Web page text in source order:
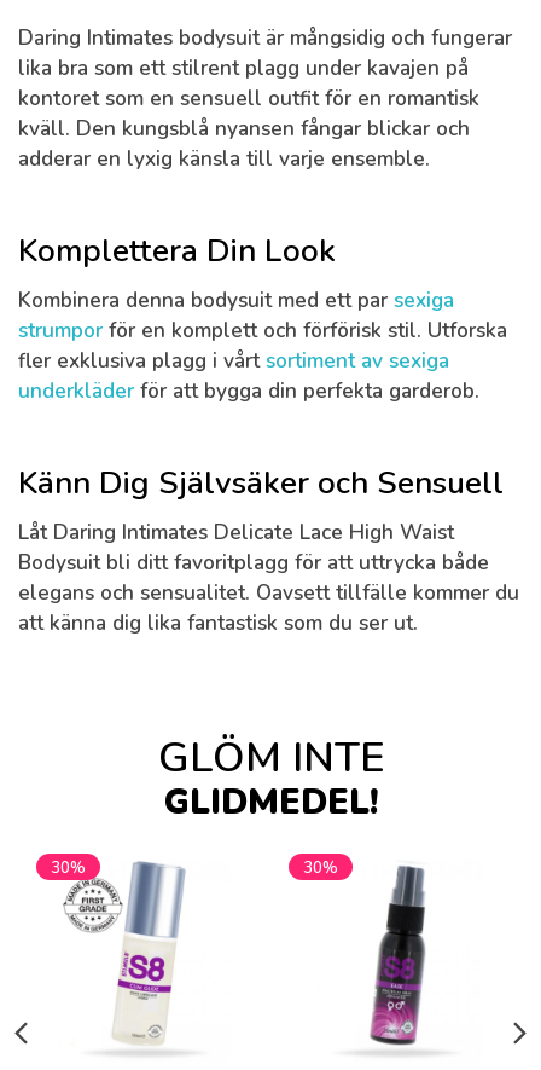
Daring Intimates bodysuit är mångsidig och fungerar
lika bra som ett stilrent plagg under kavajen på
kontoret som en sensuell outfit för en romantisk
kväll. Den kungsblå nyansen fångar blickar och
adderar en lyxig känsla till varje ensemble.
Komplettera Din Look
Kombinera denna bodysuit med ett par sexiga
strumpor för en komplett och förförisk stil. Utforska
fler exklusiva plagg i vårtsortiment av sexiga
underkläder för att bygga din perfekta garderob.
Känn Dig Självsäker och Sensuell
Låt Daring Intimates Delicate Lace High Waist
Bodysuitbli ditt favoritplagg för att uttrycka både
elegans och sensualitet. Oavsett tillfälle kommer du
att känna dig lika fantastisk som du ser ut.
GLÖM INTE
GLIDMEDEL!
30% 30%